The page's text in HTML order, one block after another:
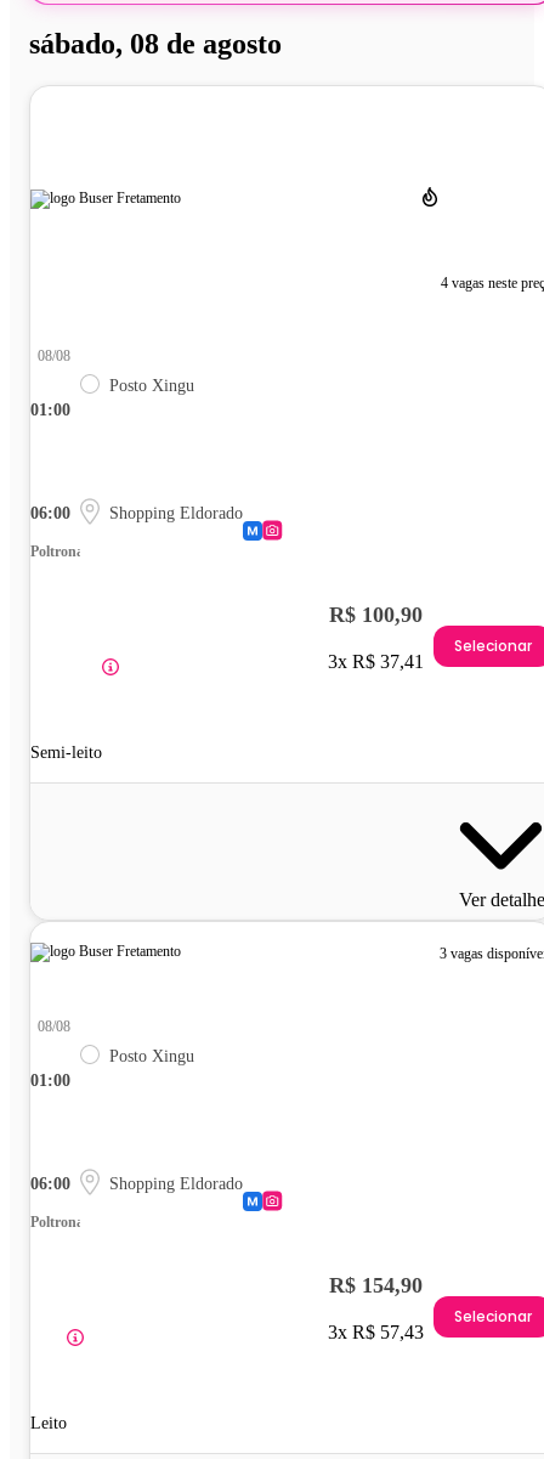
sábado, 08 de agosto
4 vagas neste
01:00
08/08
Posto Xingu
06:00 Shopping Eldorado
Poltrona
Semi-leito
R$ 100,90
3x R$ 37,41
Selecionar
Ver
3 vagas
01:00
08/08
Posto Xingu
06:00 Shopping Eldorado
Poltrona
Leito
R$ 154,90
3x R$ 57,43
Selecionar